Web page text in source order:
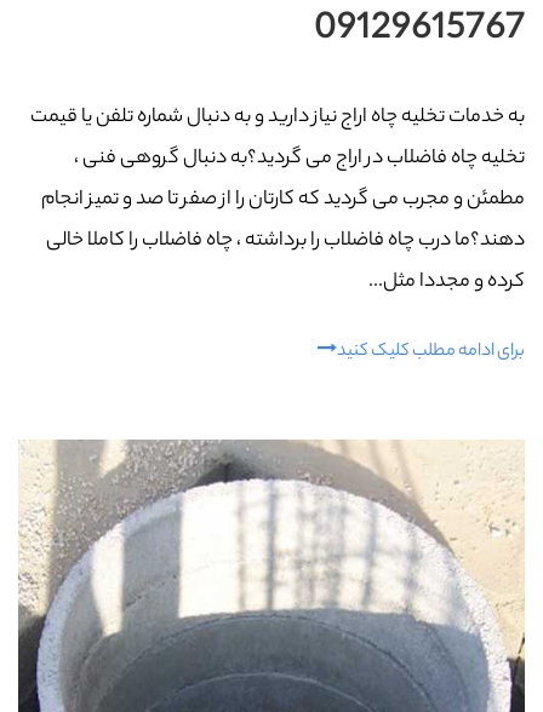
09129615767
به خدمات تخلیه چاه اراج نیاز دارید و به دنبال شماره تلفن یا قیمت
تخلیه چاه فاضلاب در اراج می گردید؟به دنبال گروهی فنی ،
مطمئن و مجرب می گردید که کارتان را از صفر تا صد و تمیز انجام
دهند؟ما درب چاه فاضلاب را برداشته ، چاه فاضلاب را کاملا خالی
کرده و مجددا مثل...
برای ادامه مطلب کلیک کنید